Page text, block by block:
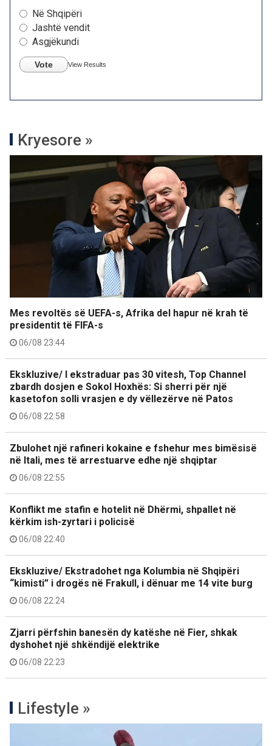
Në Shqipëri
Jashtë vendit
Asgjëkundi
Vote View Results
Kryesore »
Mes revoltës së UEFA-s, Afrika del hapur në krah të
presidentit të FIFA-s
06/08 23:44
Ekskluzive/ I ekstraduar pas 30 vitesh, Top Channel
zbardh dosjen e Sokol Hoxhës: Si sherri për një
kasetofon solli vrasjen e dy vëllezërve në Patos
06/08 22:58
Zbulohet një rafineri kokaine e fshehur mes bimësisë
në Itali, mes të arrestuarve edhe një shqiptar
06/08 22:55
Konflikt me stafin e hotelit në Dhërmi, shpallet në
kërkim ish-zyrtari i policisë
06/08 22:40
Ekskluzive/ Ekstradohet nga Kolumbia në Shqipëri
“kimisti” i drogës në Frakull, i dënuar me 14 vite burg
06/08 22:24
Zjarri përfshin banesën dy katëshe në Fier, shkak
dyshohet një shkëndijë elektrike
06/08 22:23
Lifestyle »